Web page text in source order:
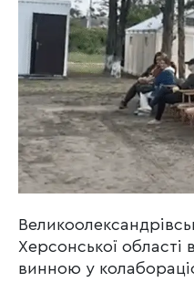
Херсонської області
винною у